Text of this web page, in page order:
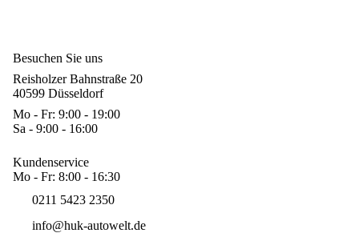
Besuchen Sie uns
Reisholzer Bahnstraße 20
40599 Düsseldorf
Mo - Fr: 9:00 - 19:00
Sa - 9:00 - 16:00
Kundenservice
Mo - Fr: 8:00 - 16:30
0211 5423 2350
info@huk-autowelt.de